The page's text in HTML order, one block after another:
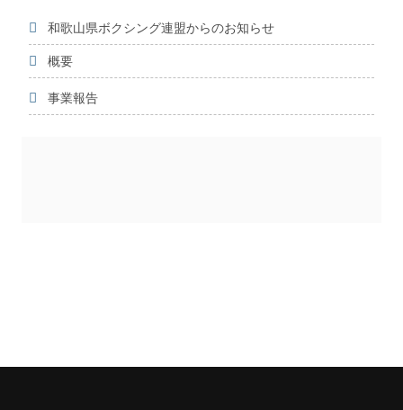
和歌山県ボクシング連盟からのお知らせ
概要
事業報告